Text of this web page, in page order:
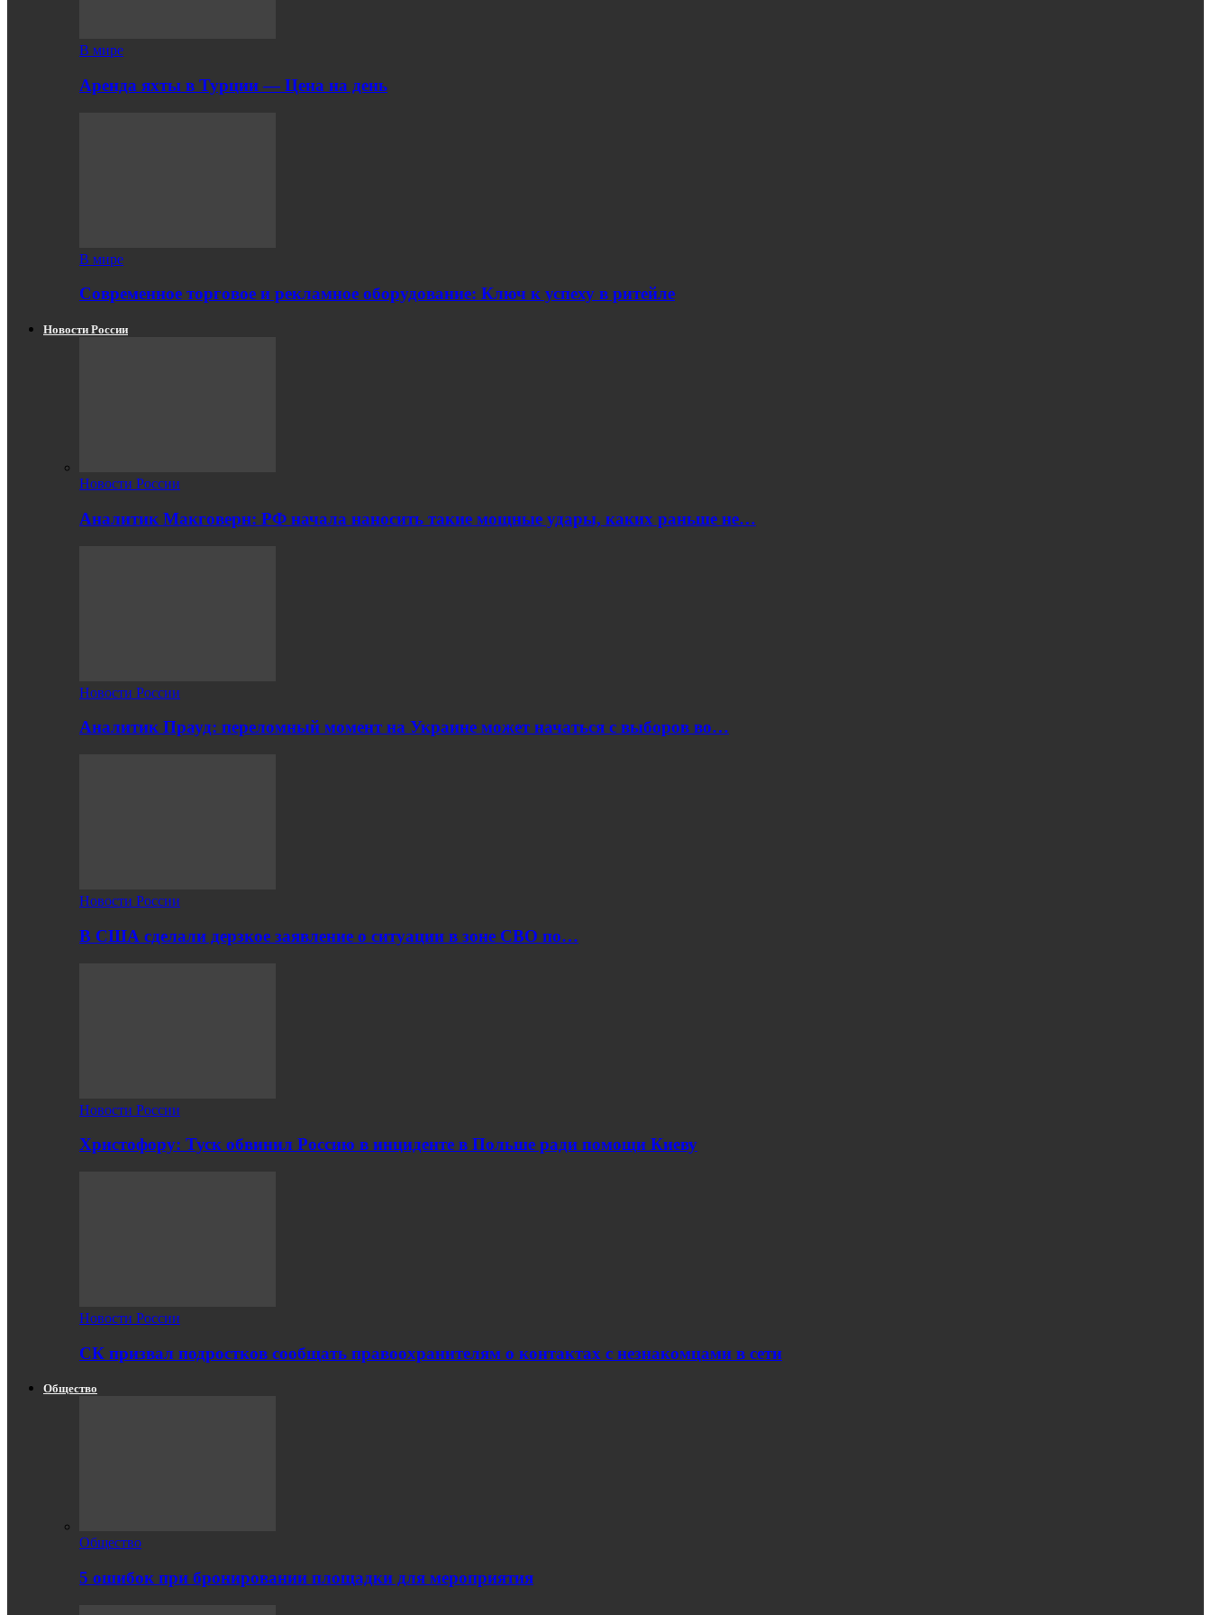
В мире
Аренда яхты в Турции — Цена на день
В мире
Современное торговое и рекламное оборудование: Ключ к успеху в ритейле
Новости России
Новости России
Аналитик Макговерн: РФ начала наносить такие мощные удары, каких раньше не…
Новости России
Аналитик Прауд: переломный момент на Украине может начаться с выборов во…
Новости России
В США сделали дерзкое заявление о ситуации в зоне СВО по…
Новости России
Христофору: Туск обвинил Россию в инциденте в Польше ради помощи Киеву
Новости России
СК призвал подростков сообщать правоохранителям о контактах с незнакомцами в сети
Общество
Общество
5 ошибок при бронировании площадки для мероприятия